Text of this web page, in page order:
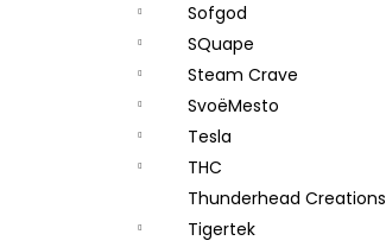
Sofgod
SQuape
Steam Crave
SvoëMesto
Tesla
THC
Thunderhead Creations
Tigertek